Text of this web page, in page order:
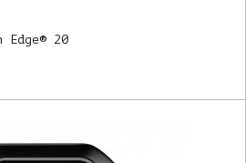
Edge® 20